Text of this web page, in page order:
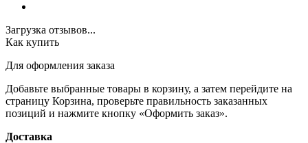
Загрузка отзывов...
Как купить
Для оформления заказа
Добавьте выбранные товары в корзину, а затем перейдите на
страницу Корзина, проверьте правильность заказанных
позиций и нажмите кнопку «Оформить заказ».
Доставка